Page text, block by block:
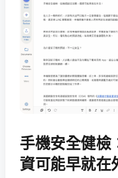
手機安全健檢
資可能早就在